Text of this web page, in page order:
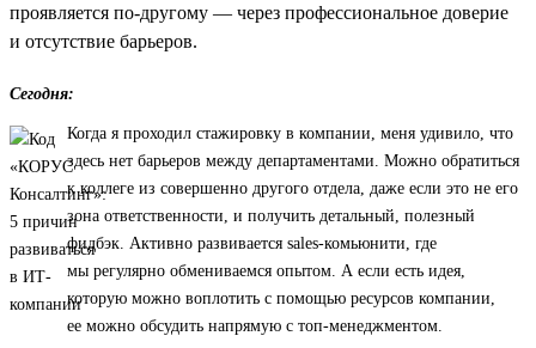
проявляется по-другому — через профессиональное доверие
и отсутствие барьеров.
Сегодня:
Когда я проходил стажировку в компании, меня удивило, что
здесь нет барьеров между департаментами. Можно обратиться
к коллеге из совершенно другого отдела, даже если это не его
зона ответственности, и получить детальный, полезный
фидбэк. Активно развивается sales-комьюнити, где
мы регулярно обмениваемся опытом. А если есть идея,
которую можно воплотить с помощью ресурсов компании,
ее можно обсудить напрямую с топ-менеджментом.